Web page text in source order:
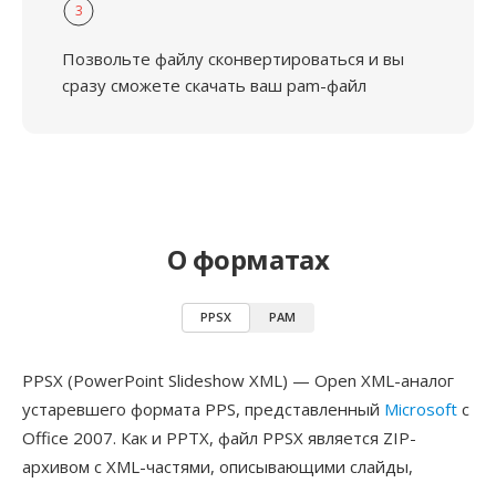
3
Позвольте файлу сконвертироваться и вы
сразу сможете скачать ваш pam-файл
О форматах
PPSX PAM
PPSX (PowerPoint Slideshow XML) — Open XML-аналог
устаревшего формата PPS, представленный Microsoft с
Office 2007. Как и PPTX, файл PPSX является ZIP-
архивом с XML-частями, описывающими слайды,